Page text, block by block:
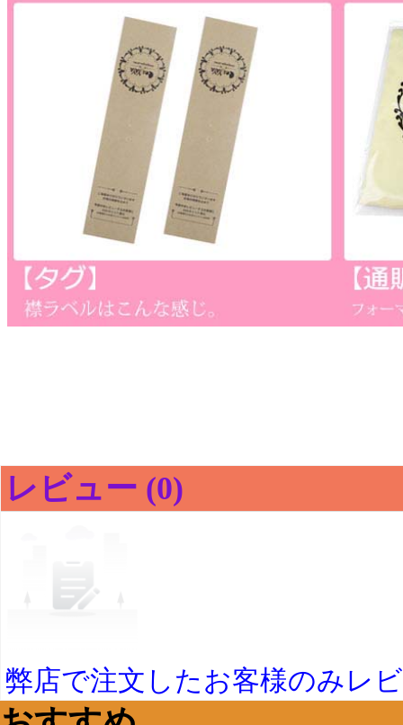
レビュー (0)
弊店で注文したお客様のみレ